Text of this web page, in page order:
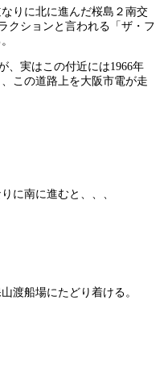
りに北に進んだ桜島２南交
クションと言われる「ザ・フ
、実はこの付近には1966年
この道路上を大阪市電が走
に南に進むと、、、
渡船場にたどり着ける。